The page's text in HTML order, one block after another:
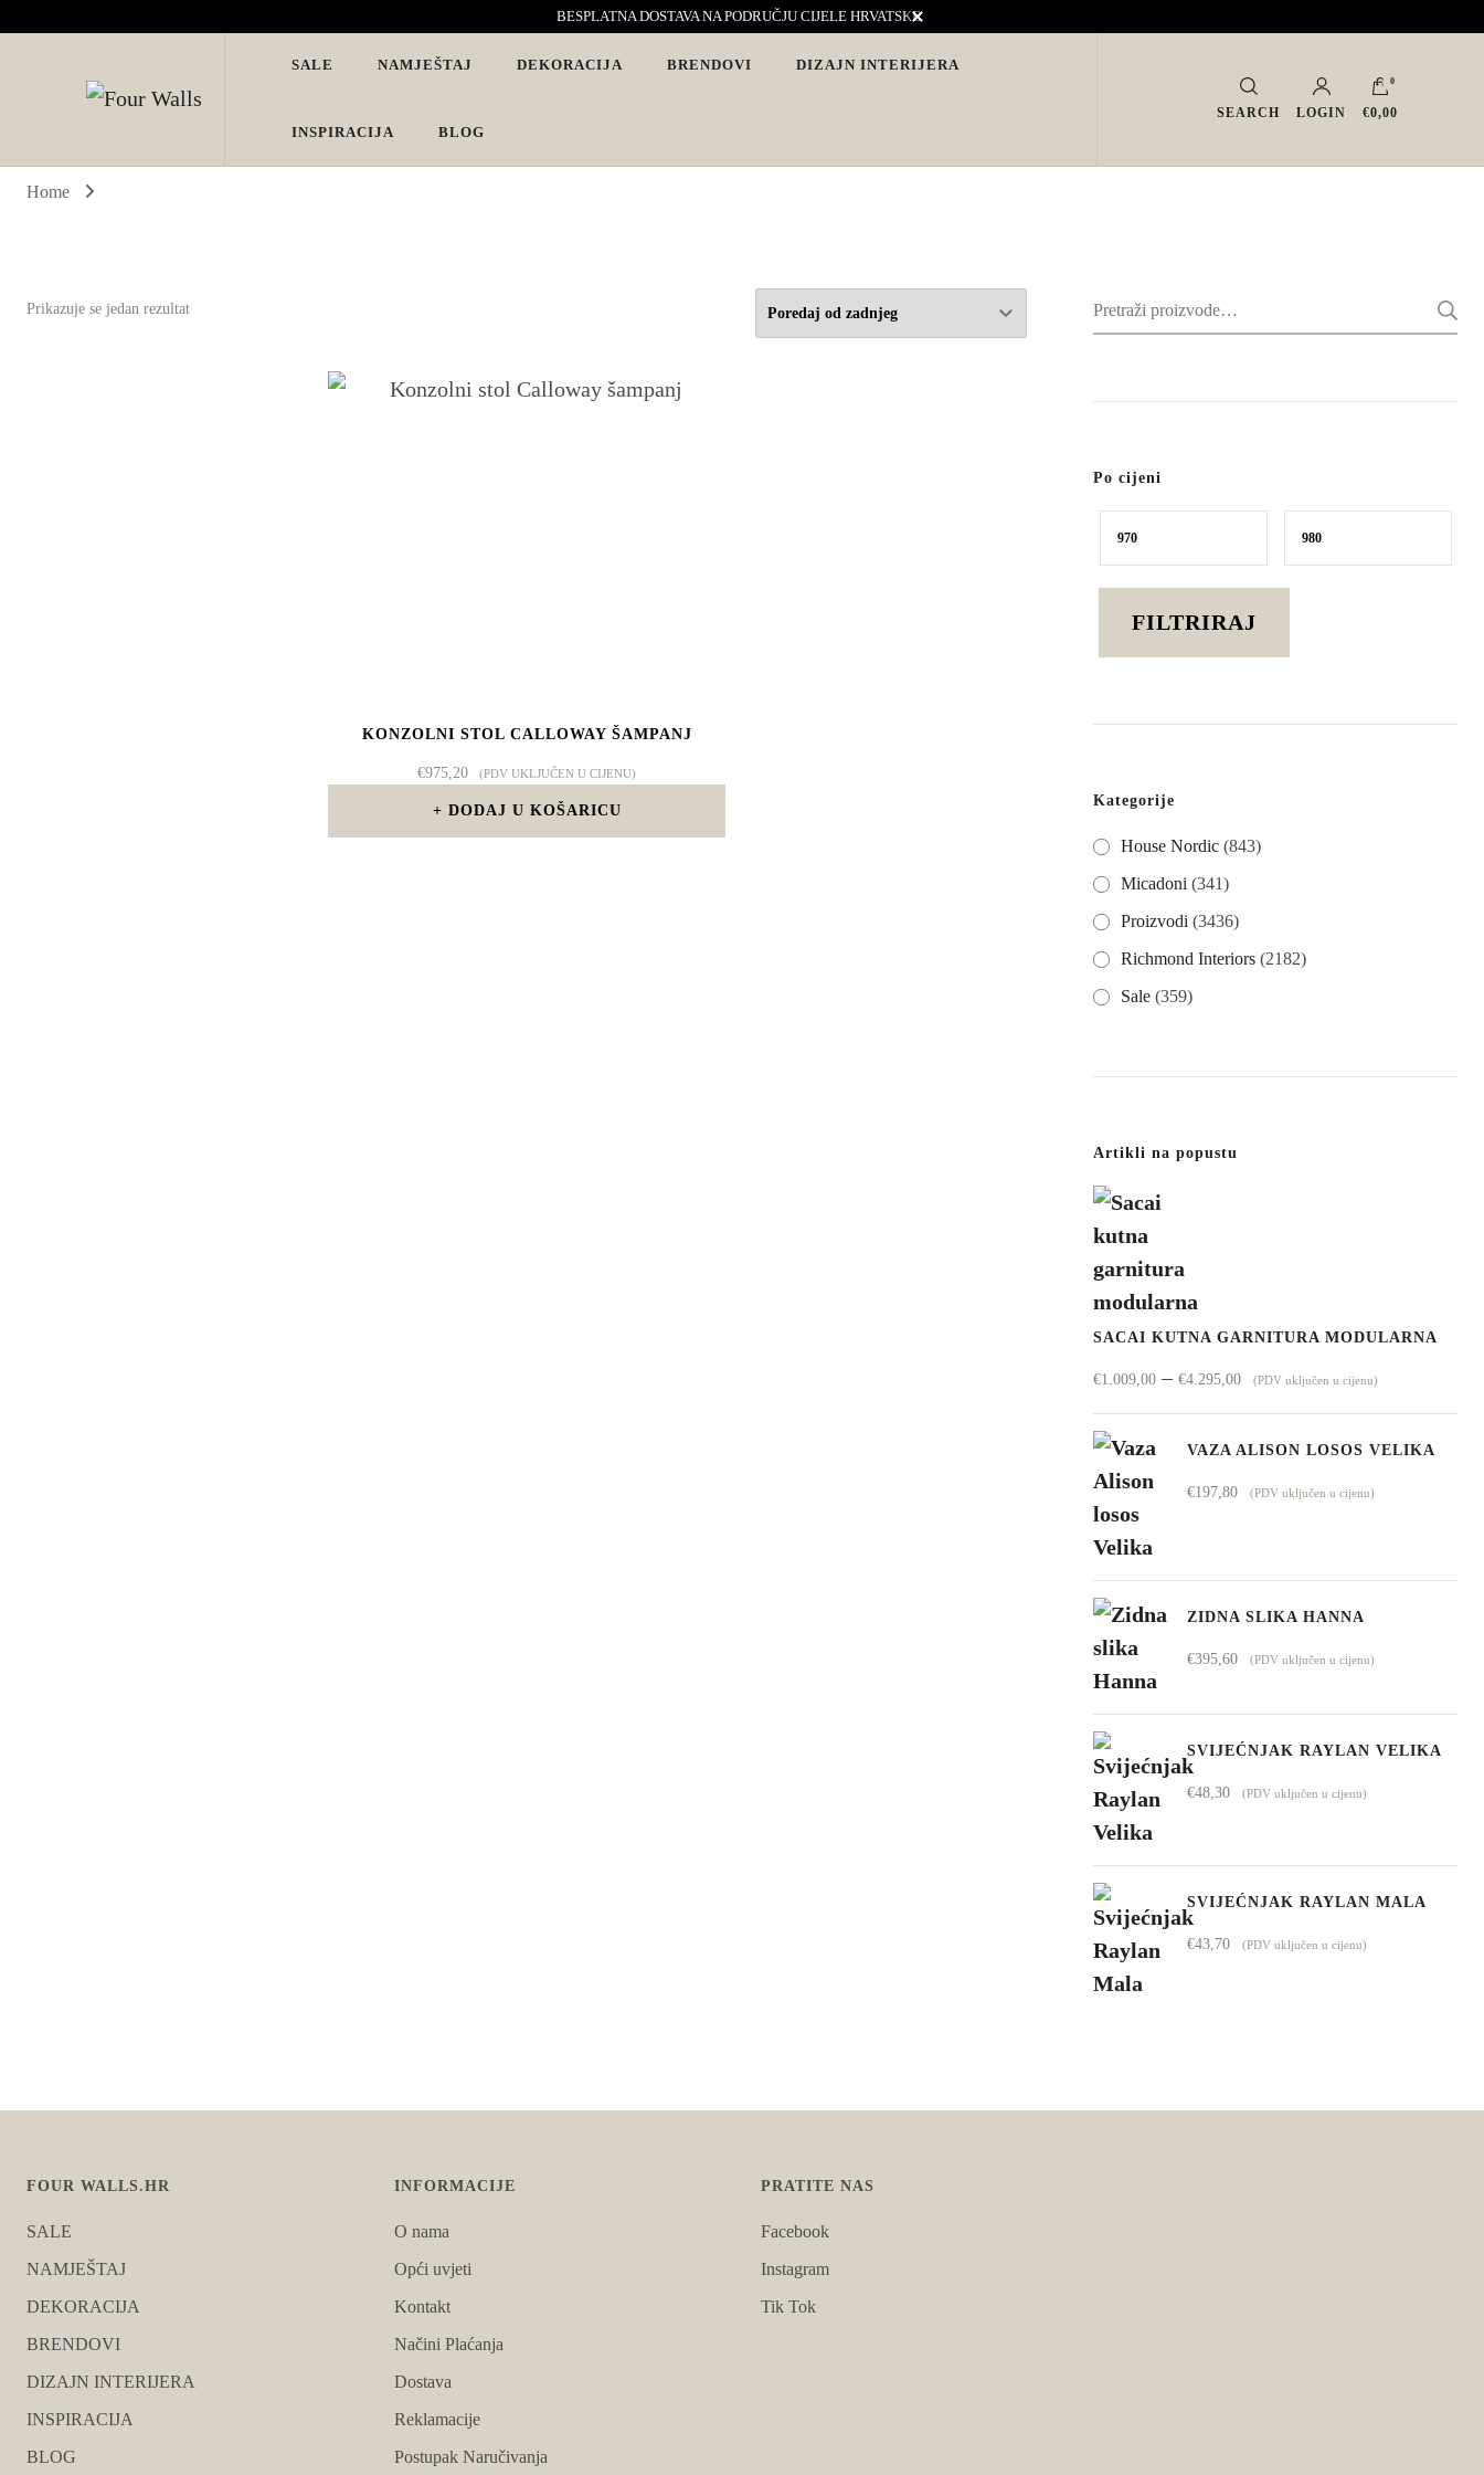
BESPLATNA DOSTAVA NA PODRUČJU CIJELE HRVATSKE
Four Walls
Sve za interijer po Vašoj mjeri. Salon namještaja, dekoracije i rasvjete. Interijeri s karakterom
SALE NAMJEŠTAJ DEKORACIJA BRENDOVI DIZAJN INTERIJERA
INSPIRACIJA BLOG
SEARCH LOGIN
0
€0,00
Home
Prikazuje se jedan rezultat
KONZOLNI STOL CALLOWAY ŠAMPANJ
€975,20 (PDV UKLJUČEN U CIJENU)
DODAJ U KOŠARICU
Pretraži:
Po cijeni
Min Maks
FILTRIRAJ
Kategorije
House Nordic (843)
Micadoni (341)
Proizvodi (3436)
Richmond Interiors (2182)
Sale (359)
Artikli na popustu
SACAI KUTNA GARNITURA MODULARNA
€1.009,00 – €4.295,00Raspon
cijena:
od
(PDV uključen u cijenu)
VAZA ALISON LOSOS VELIKA
€197,80 (PDV uključen u cijenu)
ZIDNA SLIKA HANNA
€395,60 (PDV uključen u cijenu)
SVIJEĆNJAK RAYLAN VELIKA
€48,30 (PDV uključen u cijenu)
SVIJEĆNJAK RAYLAN MALA
€43,70 (PDV uključen u cijenu)
FOUR WALLS.HR
SALE
NAMJEŠTAJ
DEKORACIJA
BRENDOVI
DIZAJN INTERIJERA
INSPIRACIJA
BLOG
INFORMACIJE
O nama
Opći uvjeti
Kontakt
Načini Plaćanja
Dostava
Reklamacije
Postupak Naručivanja
PRATITE NAS
Facebook
Instagram
Tik Tok